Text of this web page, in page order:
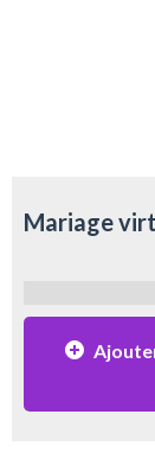
Mariage